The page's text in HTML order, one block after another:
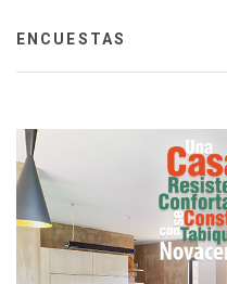
ENCUESTAS